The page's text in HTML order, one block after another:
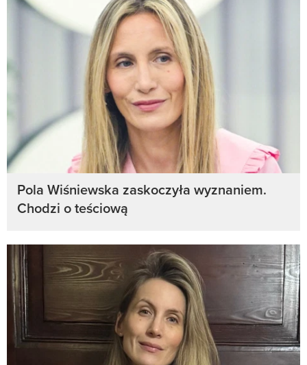
Pola Wiśniewska zaskoczyła wyznaniem.
Chodzi o teściową